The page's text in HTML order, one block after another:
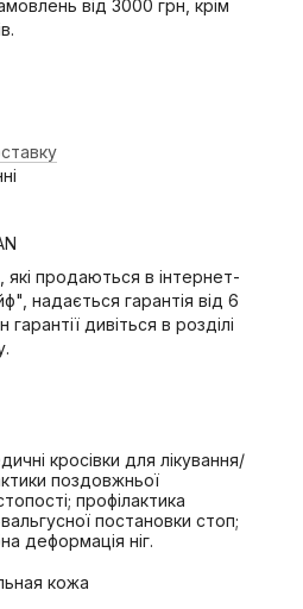
від 3000 грн, крім
продаються в інтернет-
надається гарантія від 6
гарантії дивіться в розділі
кросівки для лікування/
поздовжньої
профілактика
постановки стоп;
деформація ніг.
кожа